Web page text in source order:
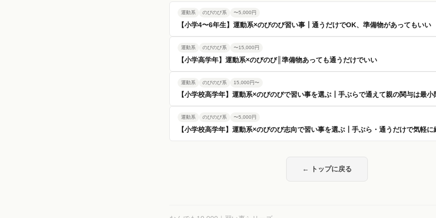
運動系 のびのび系 〜5,000円
【小学4〜6年生】運動系×のびのび習い事┃通うだけでOK、準備物があってもいい
運動系 のびのび系 〜15,000円
【小学高学年】運動系×のびのび║準備物あっても通うだけでいい
運動系 のびのび系 15,000円〜
【小学校高学年】運動系×のびのびで習い事を選ぶ┃手ぶらで通えて親の関与は最小
運動系 のびのび系 〜5,000円
【小学校高学年】運動系×のびのび志向で習い事を選ぶ┃手ぶら・通うだけで気軽に
← トップに戻る